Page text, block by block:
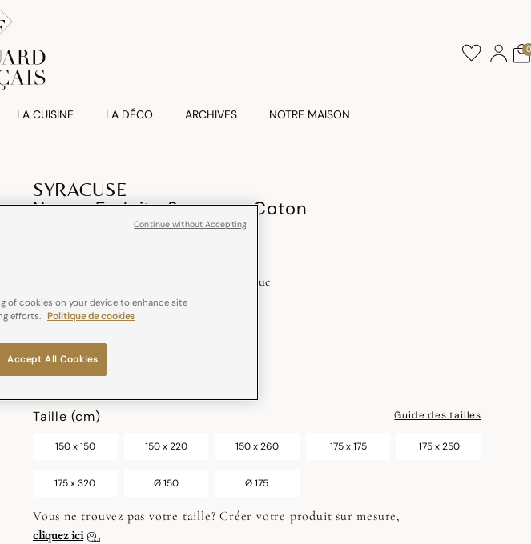
0
LA CUISINE LA DÉCO ARCHIVES NOTRE MAISON
SYRACUSE
Nappe Enduite Syracuse Coton
Enduction acrylique
sélectionné
Taille (cm) Guide des tailles
150 x 150 150 x 220 150 x 260 175 x 175 175 x 250
175 x 320 Ø 150 Ø 175
Vous ne trouvez pas votre taille? Créer votre produit sur mesure,
cliquez ici
of cookies on your device to enhance site
efforts. Politique de cookies
Accept All Cookies
Continue without Accepting